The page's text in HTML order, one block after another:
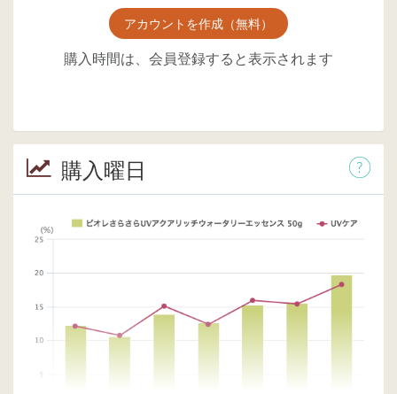
アカウントを作成（無料）
購入時間は、会員登録すると表示されます
購入曜日